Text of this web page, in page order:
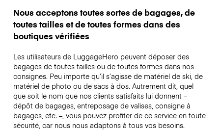
Nous acceptons toutes sortes de bagages, de
toutes tailles et de toutes formes dans des
boutiques vérifiées
Les utilisateurs de LuggageHero peuvent déposer des
bagages de toutes tailles ou de toutes formes dans nos
consignes. Peu importe qu’il s’agisse de matériel de ski, de
matériel de photo ou de sacs à dos. Autrement dit, quel
que soit le nom que nos clients satisfaits lui donnent –
dépôt de bagages, entreposage de valises, consigne à
bagages, etc. –, vous pouvez profiter de ce service en toute
sécurité, car nous nous adaptons à tous vos besoins.